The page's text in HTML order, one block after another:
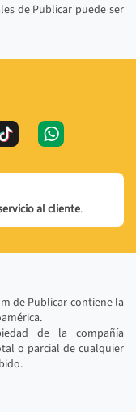
de Publicar puede ser
al cliente.
de Publicar contiene la
de la compañía
o parcial de cualquier